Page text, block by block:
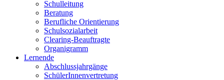
Schulleitung
Beratung
Berufliche Orientierung
Schulsozialarbeit
Clearing-Beauftragte
Organigramm
Lernende
Abschlussjahrgänge
SchülerInnenvertretung